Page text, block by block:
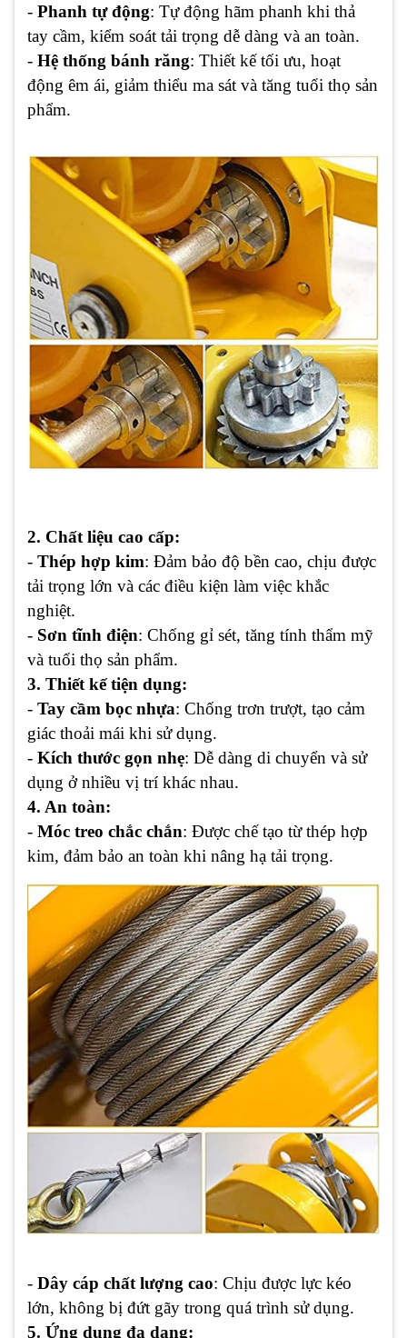
- Phanh tự động: Tự động hãm phanh khi thả
tay cầm, kiểm soát tải trọng dễ dàng và an toàn.
- Hệ thống bánh răng: Thiết kế tối ưu, hoạt
động êm ái, giảm thiểu ma sát và tăng tuổi thọ sản
phẩm.
2. Chất liệu cao cấp:
- Thép hợp kim: Đảm bảo độ bền cao, chịu được
tải trọng lớn và các điều kiện làm việc khắc
nghiệt.
- Sơn tĩnh điện: Chống gỉ sét, tăng tính thẩm mỹ
và tuổi thọ sản phẩm.
3. Thiết kế tiện dụng:
- Tay cầm bọc nhựa: Chống trơn trượt, tạo cảm
giác thoải mái khi sử dụng.
- Kích thước gọn nhẹ: Dễ dàng di chuyển và sử
dụng ở nhiều vị trí khác nhau.
4. An toàn:
- Móc treo chắc chắn: Được chế tạo từ thép hợp
kim, đảm bảo an toàn khi nâng hạ tải trọng.
- Dây cáp chất lượng cao: Chịu được lực kéo
lớn, không bị đứt gãy trong quá trình sử dụng.
5. Ứng dụng đa dạng: